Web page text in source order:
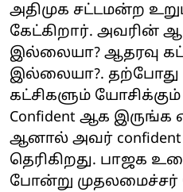
அதிமுக சட்டமன்ற
கேட்கிறார். அவரின்
இல்லையா? ஆதரவு
இல்லையா?. தற்போது
கட்சிகளும்
Confident ஆக இருங்க
ஆனால் அவர்
தெரிகிறது. பாஜக
போன்று முதலமைச்சர்